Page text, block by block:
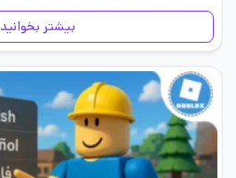
UAV تنها یک ابزار برای نمایش…
بیشتر بخوانید